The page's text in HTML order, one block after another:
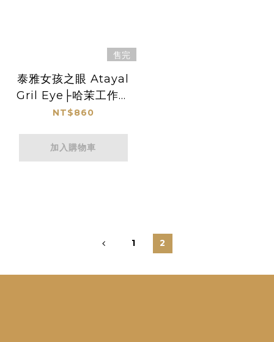
售完
泰雅女孩之眼 Atayal
Gril Eye├哈茉工作坊
habo.nomin┤
NT$860
加入購物車
1 2